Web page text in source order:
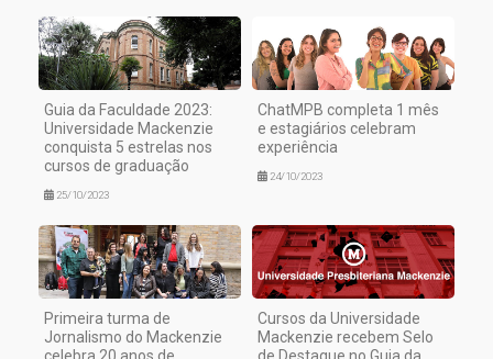
Guia da Faculdade 2023:
Universidade Mackenzie
conquista 5 estrelas nos
cursos de graduação
25/10/2023
ChatMPB completa 1 mês
e estagiários celebram
experiência
24/10/2023
Primeira turma de
Jornalismo do Mackenzie
Cursos da Universidade
Mackenzie recebem Selo